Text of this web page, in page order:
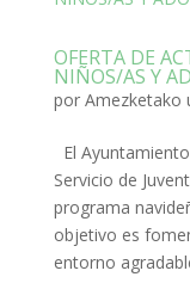
OFERTA DE
NIÑOS/AS Y
por Amezketako
El
Servicio de
programa
objetivo es
entorno